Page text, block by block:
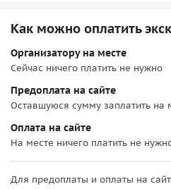
Как можно оплатить
Организатору на месте
Сейчас ничего платить не нужно
Предоплата на сайте
Оставшуюся сумму заплатить на
Оплата на сайте
На месте ничего платить не
Для предоплаты и оплаты на